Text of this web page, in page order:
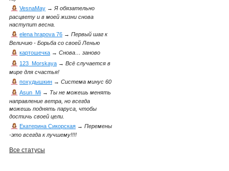
VesnaMay →Я обязательно
расцвету и в моей жизни снова
наступит весна.
elena hrapova 76 → Первый шаг к
Величию - Борьба со своей Ленью
картошечка → Снова… заново
123_Morskaya → Всё случается в
мире для счастья!
похудышкин → Система минус 60
Asun_Mi → Ты не можешь менять
направление ветра, но всегда
можешь поднять паруса, чтобы
достичь своей цели.
Екатерина Сикорская → Перемены
-это всегда к лучшему!!!!
Все статусы